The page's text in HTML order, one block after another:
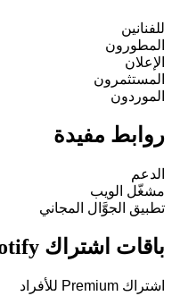
للفنانين
المطورون
الإعلان
المستثمرون
الموردون
روابط مفيدة
الدعم
مشغّل الويب
تطبيق الجوَّال المجاني
باقات اشتراك Spotify
اشتراك Premium للأفراد